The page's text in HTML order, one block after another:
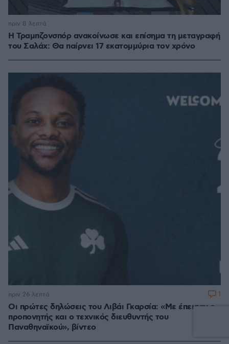
Η Τραμπζονσπόρ ανακοίνωσε και επίσημα τη μεταγραφή
του Σαλάχ: Θα παίρνει 17 εκατομμύρια τον χρόνο
πριν 8 λεπτά
Οι πρώτες δηλώσεις του Λιβάι Γκαρσία: «Με έπεισαν ο
προπονητής και ο τεχνικός διευθυντής του
Παναθηναϊκού», βίντεο
πριν 26 λεπτά 1